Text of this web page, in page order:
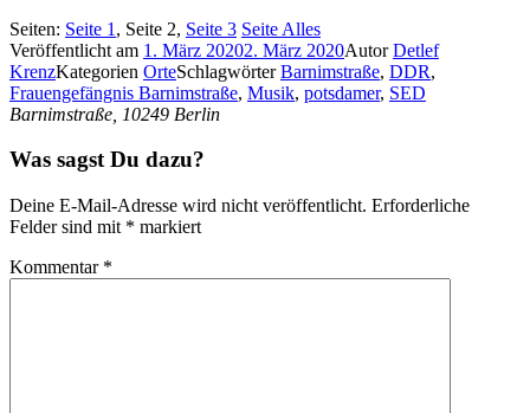
Seiten: Seite 1 , Seite 2, Seite 3 Seite Alles
Veröffentlicht am 1. März 20202. März 2020AutorDetlef
KrenzKategorien OrteSchlagwörterBarnimstraße, DDR,
Frauengefängnis Barnimstraße, Musik, potsdamer, SED
Barnimstraße, 10249 Berlin
Was sagst Du dazu?
Deine E-Mail-Adresse wird nicht veröffentlicht. Erforderliche
Felder sind mit * markiert
Kommentar *